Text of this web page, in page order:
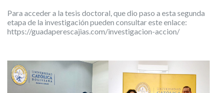
Para acceder a la tesis doctoral, que dio paso a esta segunda
etapa de la investigación pueden consultar este enlace:
https://guadaperescajias.com/investigacion-accion/